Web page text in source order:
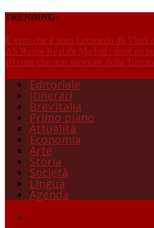
TRENDING:
È vero che è stato Leonardo da Vinci
AS Roma-Réal de Madrid : droit au
10 cose che non sapevate della
Editoriale
Itinerari
Brev’Italia
Primo piano
Attualità
Economia
Arte
Storia
Società
Lingua
Agenda